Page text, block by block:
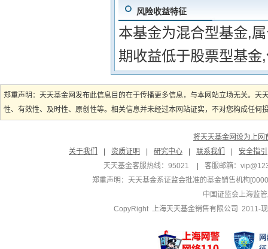
风险收益特征
本基金为混合型基金,
期收益低于股票型基
郑重声明：天天基金网发布此信息目的在于传播更多信息，与本网站立场无关。
性、有效性、及时性、原创性等。相关信息并未经过本网站证实，不对您构成任
将天天基金网设为上网
关于我们
资质证明 研究中心 联系我们
安全指引
天天基金客服热线：95021
客服邮箱：
郑重声明： 天天基金系证监会批准的基金销售机构
中国证监会上海监
CopyRight 上海天天基金销售有限公司 2011-